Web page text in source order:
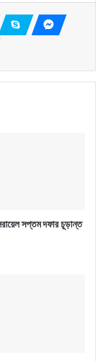
সপ্তম দফার চূড়ান্ত